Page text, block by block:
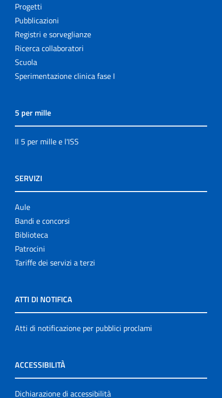
Progetti
Pubblicazioni
Registri e sorveglianze
Ricerca collaboratori
Scuola
Sperimentazione clinica fase I
5 per mille
Il 5 per mille e l'ISS
SERVIZI
Aule
Bandi e concorsi
Biblioteca
Patrocini
Tariffe dei servizi a terzi
ATTI DI NOTIFICA
Atti di notificazione per pubblici proclami
ACCESSIBILITÀ
Dichiarazione di accessibilità